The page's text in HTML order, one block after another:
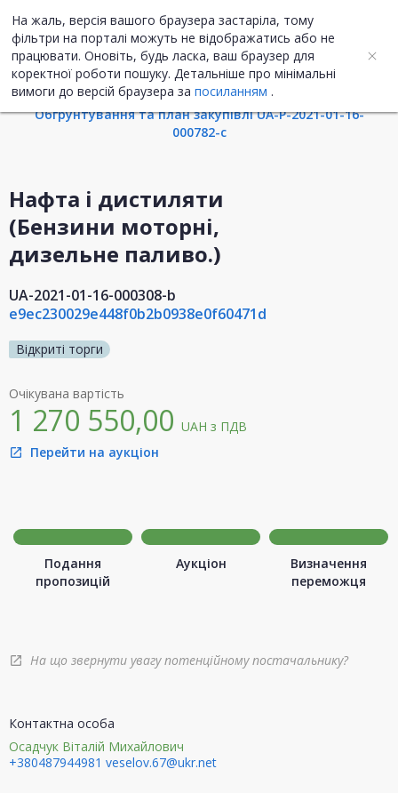
На жаль, версія вашого браузера застаріла, тому
фільтри на порталі можуть не відображатись або не
працювати. Оновіть, будь ласка, ваш браузер для
коректної роботи пошуку. Детальніше про мінімальні
вимоги до версій браузера за посиланням .
UA ENG
Інформація про закупівлю
Обгрунтування та план закупівлі UA-P-2021-01-16-
000782-c
Нафта і дистиляти
(Бензини моторні,
дизельне паливо.)
UA-2021-01-16-000308-b
e9ec230029e448f0b2b0938e0f60471d
Відкриті торги
Очікувана вартість
1 270 550,00 UAH з ПДВ
open_in_new Перейти на аукціон
Подання
пропозицій
Аукціон
Визначення
переможця
open_in_new На що звернути увагу потенційному постачальнику?
Контактна особа
Осадчук Віталій Михайлович
+380487944981 veselov.67@ukr.net